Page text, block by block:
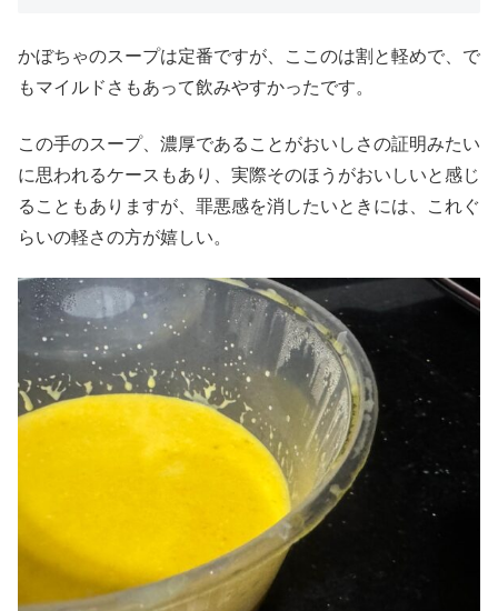
かぼちゃのスープは定番ですが、ここのは割と軽めで、で
もマイルドさもあって飲みやすかったです。
この手のスープ、濃厚であることがおいしさの証明みたい
に思われるケースもあり、実際そのほうがおいしいと感じ
ることもありますが、罪悪感を消したいときには、これぐ
らいの軽さの方が嬉しい。